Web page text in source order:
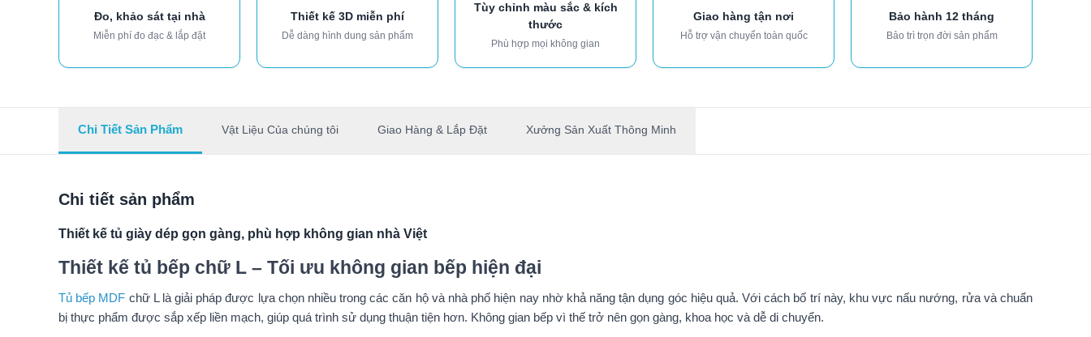
Đo, khảo sát tại nhà
Miễn phí đo đạc & lắp đặt
Thiết kế 3D miễn phí
Dễ dàng hình dung sản phẩm
Tùy chỉnh màu sắc & kích
thước
Phù hợp mọi không gian
Giao hàng tận nơi
Hỗ trợ vận chuyển toàn quốc
Bảo hành 12 tháng
Bảo trì trọn đời sản phẩm
Chi Tiết Sản Phẩm Vật Liệu Của chúng tôi Giao Hàng & Lắp Đặt Xưởng Sản Xuất Thông Minh
Chi tiết sản phẩm
Thiết kế tủ giày dép gọn gàng, phù hợp không gian nhà Việt
Thiết kế tủ bếp chữ L – Tối ưu không gian bếp hiện đại
Tủ bếp MDF chữ L là giải pháp được lựa chọn nhiều trong các căn hộ và nhà phố hiện nay nhờ khả năng tận dụng góc hiệu quả. Với cách bố trí này, khu vực nấu nướng, rửa và chuẩn
bị thực phẩm được sắp xếp liền mạch, giúp quá trình sử dụng thuận tiện hơn. Không gian bếp vì thế trở nên gọn gàng, khoa học và dễ di chuyển.